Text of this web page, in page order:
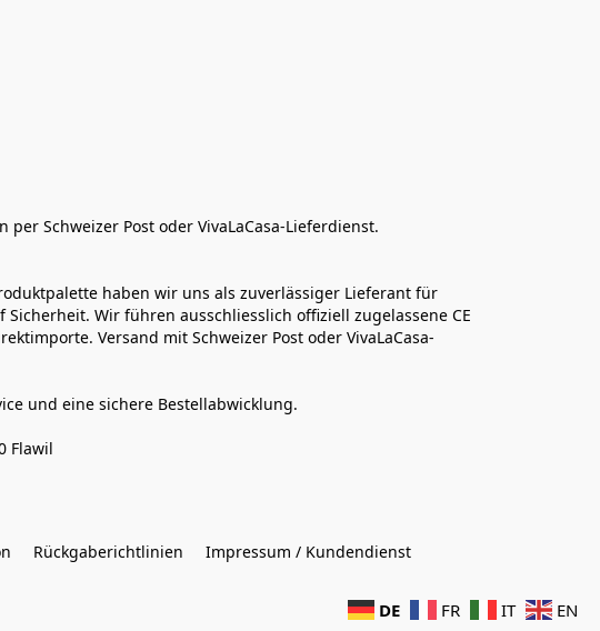
Schweizer Post oder VivaLaCasa-Lieferdienst.
haben wir uns als zuverlässiger Lieferant für
Wir führen ausschliesslich offiziell zugelassene CE
Versand mit Schweizer Post oder VivaLaCasa-
und eine sichere Bestellabwicklung.
Flawil
Rückgaberichtlinien
Impressum / Kundendienst
DE FR IT EN